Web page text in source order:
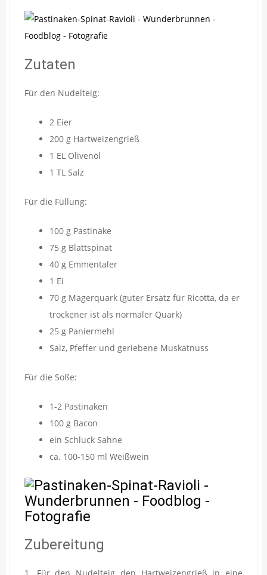
Zutaten
Für den Nudelteig:
2 Eier
200 g Hartweizengrieß
1 EL Olivenöl
1 TL Salz
Für die Füllung:
100 g Pastinake
75 g Blattspinat
40 g Emmentaler
1 Ei
70 g Magerquark (guter Ersatz für Ricotta, da er
trockener ist als normaler Quark)
25 g Paniermehl
Salz, Pfeffer und geriebene Muskatnuss
Für die Soße:
1-2 Pastinaken
100 g Bacon
ein Schluck Sahne
ca. 100-150 ml Weißwein
Zubereitung